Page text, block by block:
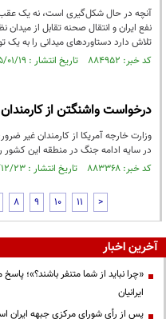
آنچه در حال شکل‌گیری است، نه یک
نفع ایران و انتقال صحنه تقابل از
تلاش دارد دستاوردهای میدانی را به یک
کد خبر: ۸۸۴۹۵۲ تاریخ انتشار : ۱۴۰۵/۰۱/۱۹
درخواست واشنگتن از
وزارت خارجه آمریکا از کارمندان غیر
در سایه ادامه جنگ در منطقه این کشور
کد خبر: ۸۸۳۳۶۸ تاریخ انتشار : ۱۴۰۴/۱۲/۲۳
8 9 10 11 >
آخرین اخبار
«چرا نباید از شما متنفر باشند؟»؛
ایرانیان
پس از رأی شورای مرکزی جبهه ایران